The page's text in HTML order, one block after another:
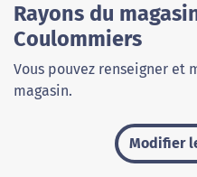
Rayons du
Coulommiers
Vous pouvez renseigner et
magasin.
Modifier